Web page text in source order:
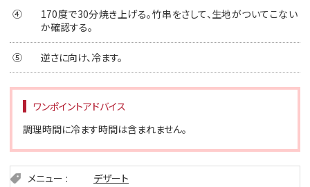
④
170度で30分焼き上げる。竹串をさして、生地がついてこない
か確認する。
⑤ 逆さに向け、冷ます。
ワンポイントアドバイス
調理時間に冷ます時間は含まれません。
メニュー
デザート